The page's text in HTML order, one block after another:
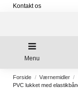
Kontakt os
Menu
Forside Værnemidler
PVC lukket med